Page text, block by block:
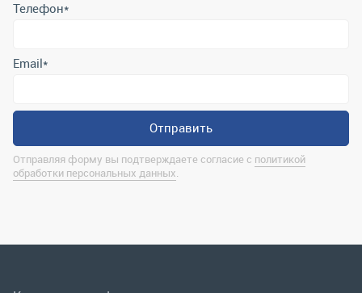
Отправляя форму вы подтверждаете согласие с
Контактная информация
marina@uralrsmiass.ru